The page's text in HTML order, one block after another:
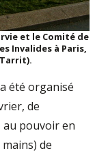
et le Comité de
Invalides à Paris,
Tarrit).
été organisé
de
au pouvoir en
de